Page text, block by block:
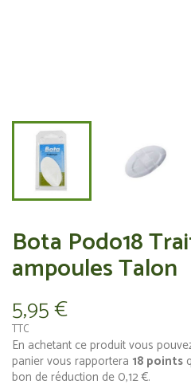
Bota Podo18
ampoules Talon
5,95 €
TTC
En achetant ce produit vous
panier vous rapportera 18 points
bon de réduction de 0,12 €.